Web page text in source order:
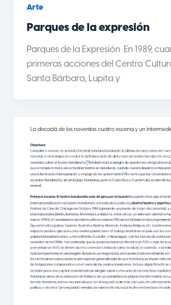
Arte
Parques de la expresión
Parques de la Expresión En 1989,
primeras acciones del Centro
Santa Bárbara, Lupita y